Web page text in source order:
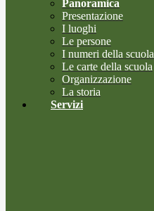
Panoramica
Presentazione
I luoghi
Le persone
I numeri della scuola
Le carte della scuola
Organizzazione
La storia
Servizi